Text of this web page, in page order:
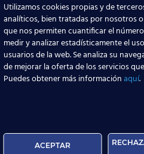
Edad:
Utilizamos cookies propias y de
analíticos, bien tratadas por nosotros
que nos permiten cuantificar el
medir y analizar estadísticamente el
usuarios de la web. Se analiza su
de mejorar la oferta de los servicios
Puedes obtener más informaciónaquí.
ACEPTAR